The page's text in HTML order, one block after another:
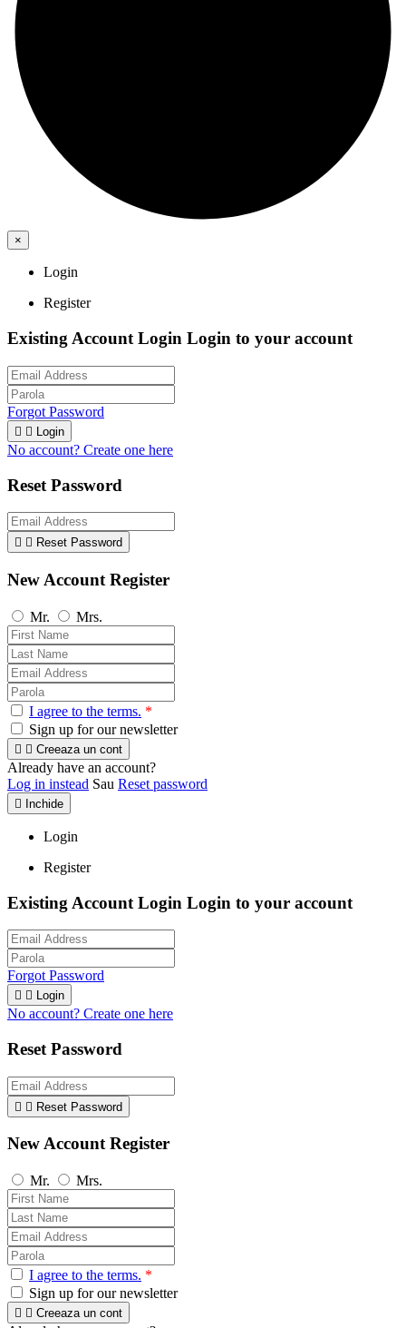
×
Login
Register
Existing Account Login Login to your account
Forgot Password
  Login
No account? Create one here
Reset Password
  Reset Password
New Account Register
Mr. Mrs.
I agree to the terms. *
Sign up for our newsletter
  Creeaza un cont
Already have an account?
Log in instead Sau Reset password
 Inchide
Login
Register
Existing Account Login Login to your account
Forgot Password
  Login
No account? Create one here
Reset Password
  Reset Password
New Account Register
Mr. Mrs.
I agree to the terms. *
Sign up for our newsletter
  Creeaza un cont